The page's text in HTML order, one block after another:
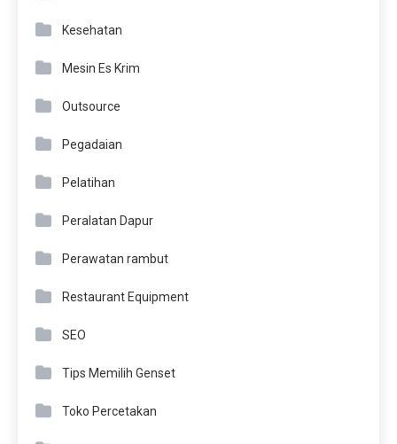
Kesehatan
Mesin Es Krim
Outsource
Pegadaian
Pelatihan
Peralatan Dapur
Perawatan rambut
Restaurant Equipment
SEO
Tips Memilih Genset
Toko Percetakan